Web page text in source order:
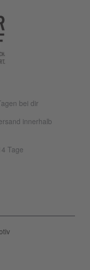
bei dir
innerhalb
Tage